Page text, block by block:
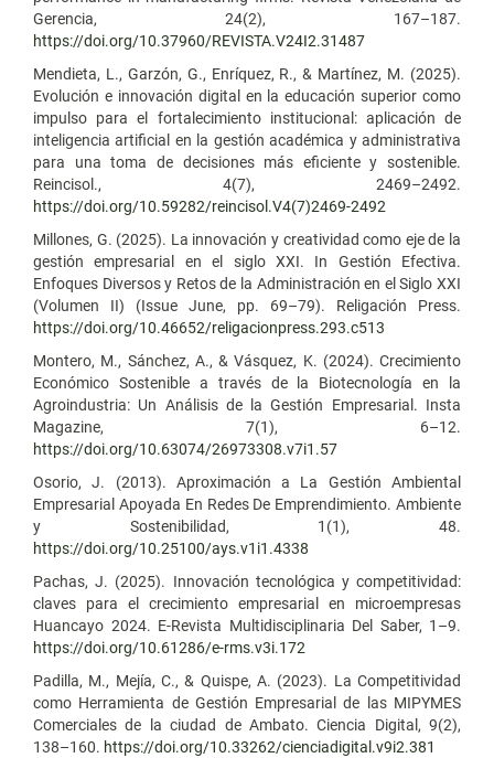
Gerencia, 24(2), 167–187.
https://doi.org/10.37960/REVISTA.V24I2.31487
Mendieta, L., Garzón, G., Enríquez, R., & Martínez, M. (2025).
Evolución e innovación digital en la educación superior como
impulso para el fortalecimiento institucional: aplicación de
inteligencia artificial en la gestión académica y administrativa
para una toma de decisiones más eficiente y sostenible.
Reincisol., 4(7), 2469–2492.
https://doi.org/10.59282/reincisol.V4(7)2469-2492
Millones, G. (2025). La innovación y creatividad como eje de la
gestión empresarial en el siglo XXI. In Gestión Efectiva.
Enfoques Diversos y Retos de la Administración en el Siglo XXI
(Volumen II) (Issue June, pp. 69–79). Religación Press.
https://doi.org/10.46652/religacionpress.293.c513
Montero, M., Sánchez, A., & Vásquez, K. (2024). Crecimiento
Económico Sostenible a través de la Biotecnología en la
Agroindustria: Un Análisis de la Gestión Empresarial. Insta
Magazine, 7(1), 6–12.
https://doi.org/10.63074/26973308.v7i1.57
Osorio, J. (2013). Aproximación a La Gestión Ambiental
Empresarial Apoyada En Redes De Emprendimiento. Ambiente
y Sostenibilidad, 1(1), 48.
https://doi.org/10.25100/ays.v1i1.4338
Pachas, J. (2025). Innovación tecnológica y competitividad:
claves para el crecimiento empresarial en microempresas
Huancayo 2024. E-Revista Multidisciplinaria Del Saber, 1–9.
https://doi.org/10.61286/e-rms.v3i.172
Padilla, M., Mejía, C., & Quispe, A. (2023). La Competitividad
como Herramienta de Gestión Empresarial de las MIPYMES
Comerciales de la ciudad de Ambato. Ciencia Digital, 9(2),
138–160. https://doi.org/10.33262/cienciadigital.v9i2.381